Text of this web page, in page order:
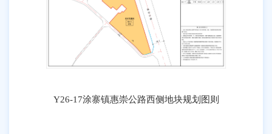
Y26-17涂寨镇惠崇公路西侧地块规划图则